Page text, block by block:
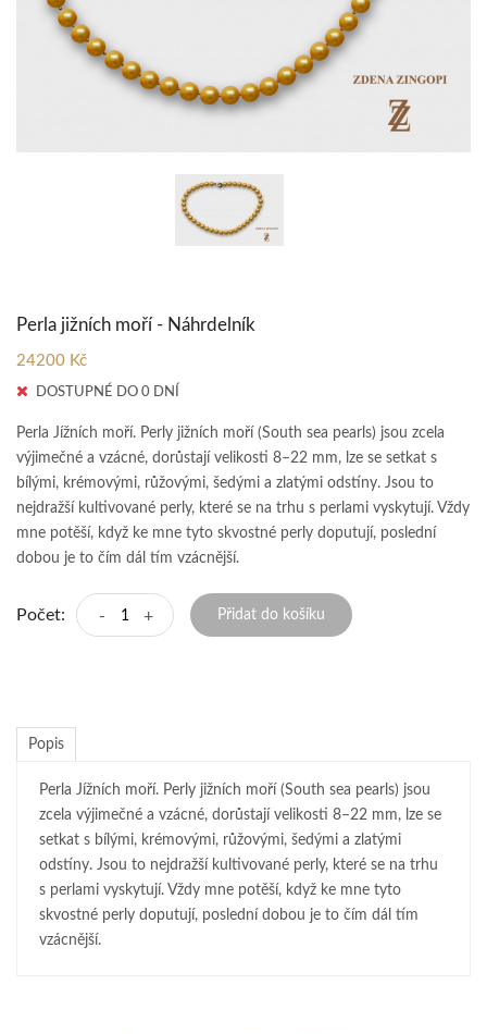
Perla jižních moří - Náhrdelník
24200 Kč
DOSTUPNÉ DO 0 DNÍ
Perla Jížních moří. Perly jižních moří (South sea pearls) jsou zcela
výjimečné a vzácné, dorůstají velikosti 8–22 mm, lze se setkat s
bílými, krémovými, růžovými, šedými a zlatými odstíny. Jsou to
nejdražší kultivované perly, které se na trhu s perlami vyskytují. Vždy
mne potěší, když ke mne tyto skvostné perly doputují, poslední
dobou je to čím dál tím vzácnější.
Počet: - + Přidat do košíku
Popis
Perla Jížních moří. Perly jižních moří (South sea pearls) jsou
zcela výjimečné a vzácné, dorůstají velikosti 8–22 mm, lze se
setkat s bílými, krémovými, růžovými, šedými a zlatými
odstíny. Jsou to nejdražší kultivované perly, které se na trhu
s perlami vyskytují. Vždy mne potěší, když ke mne tyto
skvostné perly doputují, poslední dobou je to čím dál tím
vzácnější.